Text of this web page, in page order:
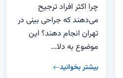
چرا اکثر افراد ترجیح
می‌دهند که جراحی بینی در
تهران انجام دهند؟ این
موضوع به دلا...
بیشتر بخوانید